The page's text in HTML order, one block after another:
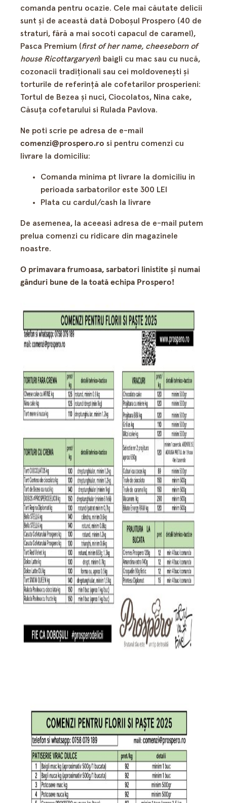
comanda pentru ocazie. Cele mai căutate delicii
sunt şi de această dată Doboşul Prospero (40 de
straturi, fără a mai socoti capacul de caramel),
Pasca Premium (first of her name, cheeseborn of
house Ricottargaryen) baigli cu mac sau cu nucă,
cozonacii tradiţionali sau cei moldoveneşti şi
torturile de referinţă ale cofetarilor prosperieni:
Tortul de Bezea şi nuci, Ciocolatos, Nina cake,
Căsuţa cofetarului si Rulada Pavlova.
Ne poti scrie pe adresa de e-mail
comenzi@prospero.ro si pentru comenzi cu
livrare la domiciliu:
Comanda minima pt livrare la domiciliu in
perioada sarbatorilor este 300 LEI
Plata cu cardul/cash la livrare
De asemenea, la aceeasi adresa de e-mail putem
prelua comenzi cu ridicare din magazinele
noastre.
O primavara frumoasa, sarbatori linistite şi numai
gânduri bune de la toată echipa Prospero!